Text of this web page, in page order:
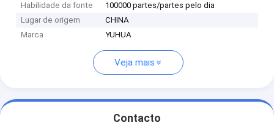
Habilidade da fonte
100000 partes/partes pelo dia
Lugar de origem
CHINA
Marca
YUHUA
Veja mais
Contacto